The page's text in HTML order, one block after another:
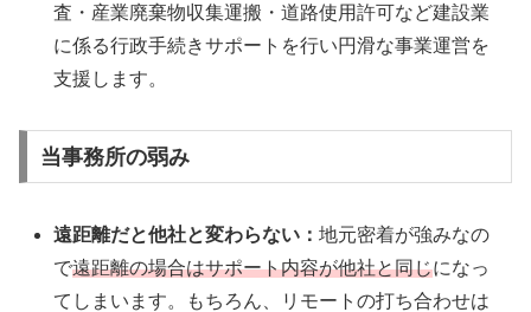
査・産業廃棄物収集運搬・道路使用許可など建設業
に係る行政手続きサポートを行い円滑な事業運営を
支援します。
当事務所の弱み
遠距離だと他社と変わらない：地元密着が強みなの
で遠距離の場合はサポート内容が他社と同じになっ
てしまいます。もちろん、リモートの打ち合わせは